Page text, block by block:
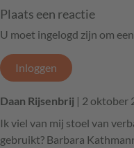
Plaats een reactie
U moet ingelogd zijn om
Inloggen
Daan Rijsenbrij | 2 oktober
Ik viel van mij stoel van
gebruikt? Barbara